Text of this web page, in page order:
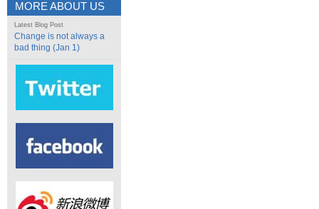
MORE ABOUT US
Latest Blog Post
Change is not always a
bad thing (Jan 1)